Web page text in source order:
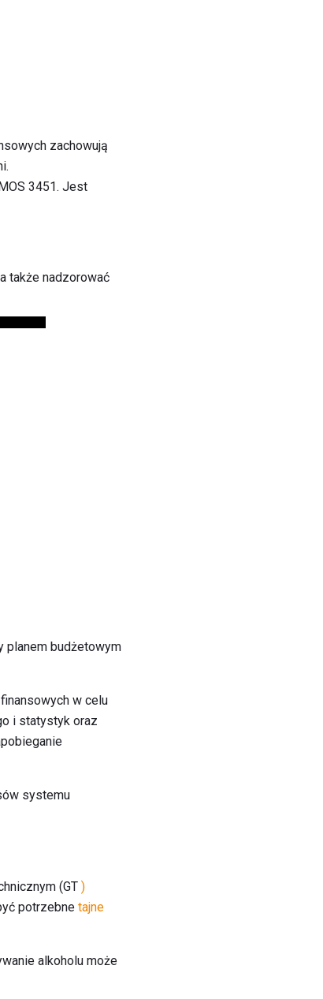
zachowują
3451. Jest
także nadzorować
planem budżetowym
w celu
i statystyk oraz
systemu
(GT )
potrzebne tajne
alkoholu może